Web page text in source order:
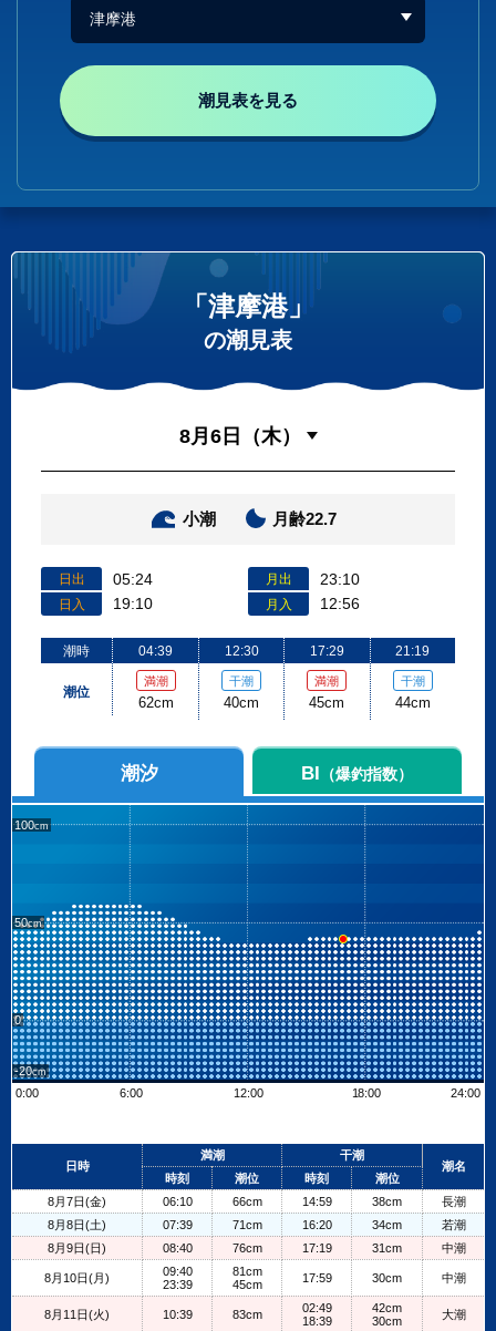
潮見表を見る
「津摩港」
の潮見表
小潮 月齢22.7
日出 05:24
日入 19:10
月出 23:10
月入 12:56
潮時
潮位
04:39
満潮
62cm
12:30
干潮
40cm
17:29
満潮
45cm
21:19
干潮
44cm
潮汐 BI （爆釣指数）
100
50
0
-20
0:00
6:00 12:00 18:00 24:00
+
日時
満潮
干潮
潮名
時刻
潮位 時刻
潮位
8月7日(金)
06:10 66cm 14:59 38cm
長潮
8月8日(土)
07:39 71cm 16:20 34cm
若潮
8月9日(日)
08:40 76cm 17:19 31cm 中潮
8月10日(月)
09:40
23:39
81cm
45cm
17:59 30cm 中潮
8月11日(火) 10:39 83cm
02:49
18:39
42cm
30cm
大潮